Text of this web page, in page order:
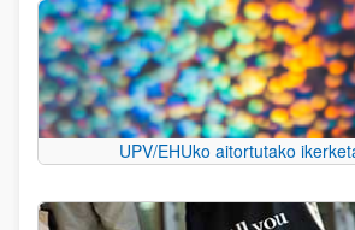
UPV/EHUko aitortutako